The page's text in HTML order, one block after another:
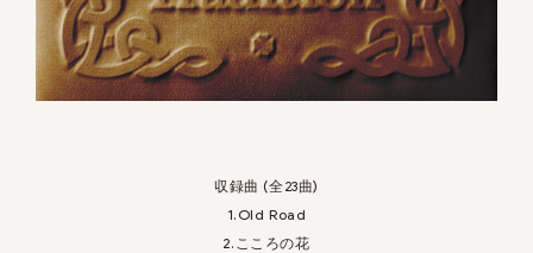
収録曲 (全23曲)
1.Old Road
2.こころの花